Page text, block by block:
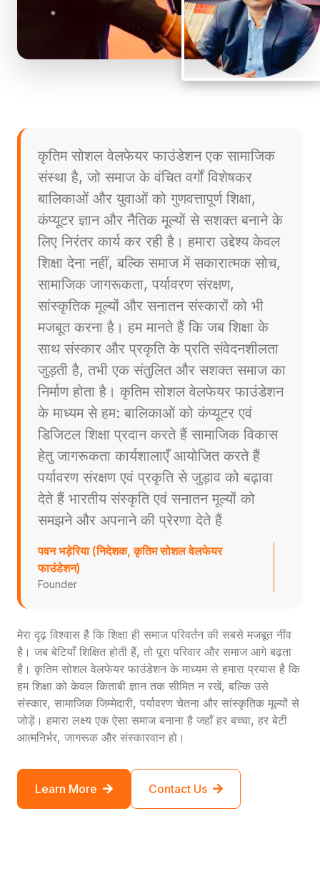
कृतिम सोशल वेलफेयर फाउंडेशन एक सामाजिक
संस्था है, जो समाज के वंचित वर्गों विशेषकर
बालिकाओं और युवाओं को गुणवत्तापूर्ण शिक्षा,
कंप्यूटर ज्ञान और नैतिक मूल्यों से सशक्त बनाने के
लिए निरंतर कार्य कर रही है। हमारा उद्देश्य केवल
शिक्षा देना नहीं, बल्कि समाज में सकारात्मक सोच,
सामाजिक जागरूकता, पर्यावरण संरक्षण,
सांस्कृतिक मूल्यों और सनातन संस्कारों को भी
मजबूत करना है। हम मानते हैं कि जब शिक्षा के
साथ संस्कार और प्रकृति के प्रति संवेदनशीलता
जुड़ती है, तभी एक संतुलित और सशक्त समाज का
निर्माण होता है। कृतिम सोशल वेलफेयर फाउंडेशन
के माध्यम से हम: बालिकाओं को कंप्यूटर एवं
डिजिटल शिक्षा प्रदान करते हैं सामाजिक विकास
हेतु जागरूकता कार्यशालाएँ आयोजित करते हैं
पर्यावरण संरक्षण एवं प्रकृति से जुड़ाव को बढ़ावा
देते हैं भारतीय संस्कृति एवं सनातन मूल्यों को
समझने और अपनाने की प्रेरणा देते हैं
पवन भड़ेरिया (निदेशक, कृतिम सोशल वेलफेयर
फाउंडेशन)
Founder
मेरा दृढ़ विश्वास है कि शिक्षा ही समाज परिवर्तन की सबसे मजबूत नींव
है। जब बेटियाँ शिक्षित होती हैं, तो पूरा परिवार और समाज आगे बढ़ता
है। कृतिम सोशल वेलफेयर फाउंडेशन के माध्यम से हमारा प्रयास है कि
हम शिक्षा को केवल किताबी ज्ञान तक सीमित न रखें, बल्कि उसे
संस्कार, सामाजिक जिम्मेदारी, पर्यावरण चेतना और सांस्कृतिक मूल्यों से
जोड़ें। हमारा लक्ष्य एक ऐसा समाज बनाना है जहाँ हर बच्चा, हर बेटी
आत्मनिर्भर, जागरूक और संस्कारवान हो।
Learn More Contact Us